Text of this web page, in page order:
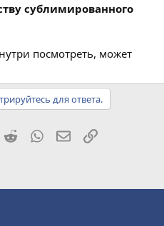
сублимированного
посмотреть, может
для ответа.
RedditWhatsAppЭлектронная
Ссылка